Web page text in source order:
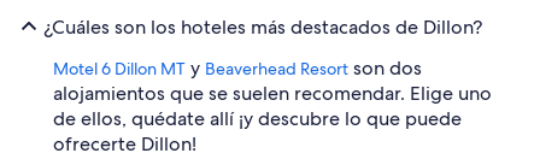
¿Cuáles son los hoteles más destacados de Dillon?
Motel 6 Dillon MT y Beaverhead Resort son dos
alojamientos que se suelen recomendar. Elige uno
de ellos, quédate allí ¡y descubre lo que puede
ofrecerte Dillon!